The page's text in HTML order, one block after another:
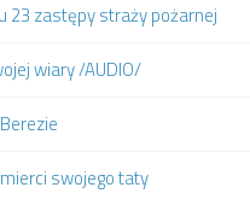
23 zastępy straży pożarnej
wiary /AUDIO/
swojego taty